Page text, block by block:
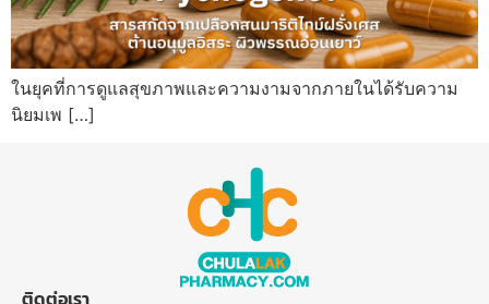
ในยุคที่การดูแลสุขภาพและความงามจากภายในได้รับความ
นิยมเพ […]
ติดต่อเรา